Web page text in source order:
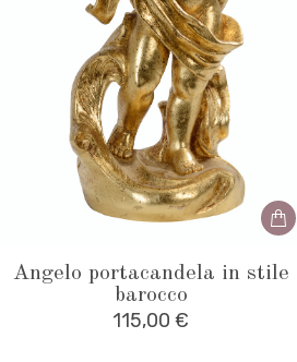
Angelo portacandela in stile
barocco
115,00€